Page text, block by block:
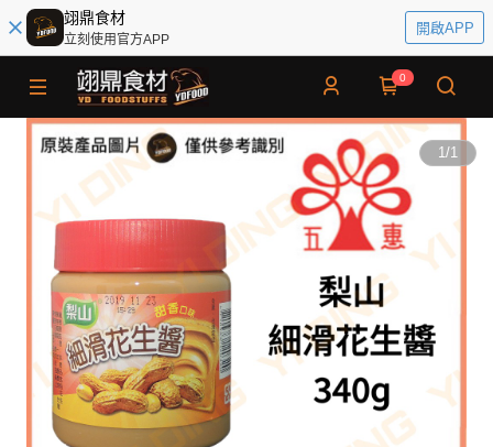
翊鼎食材
立刻使用官方APP
開啟APP
0
1/1